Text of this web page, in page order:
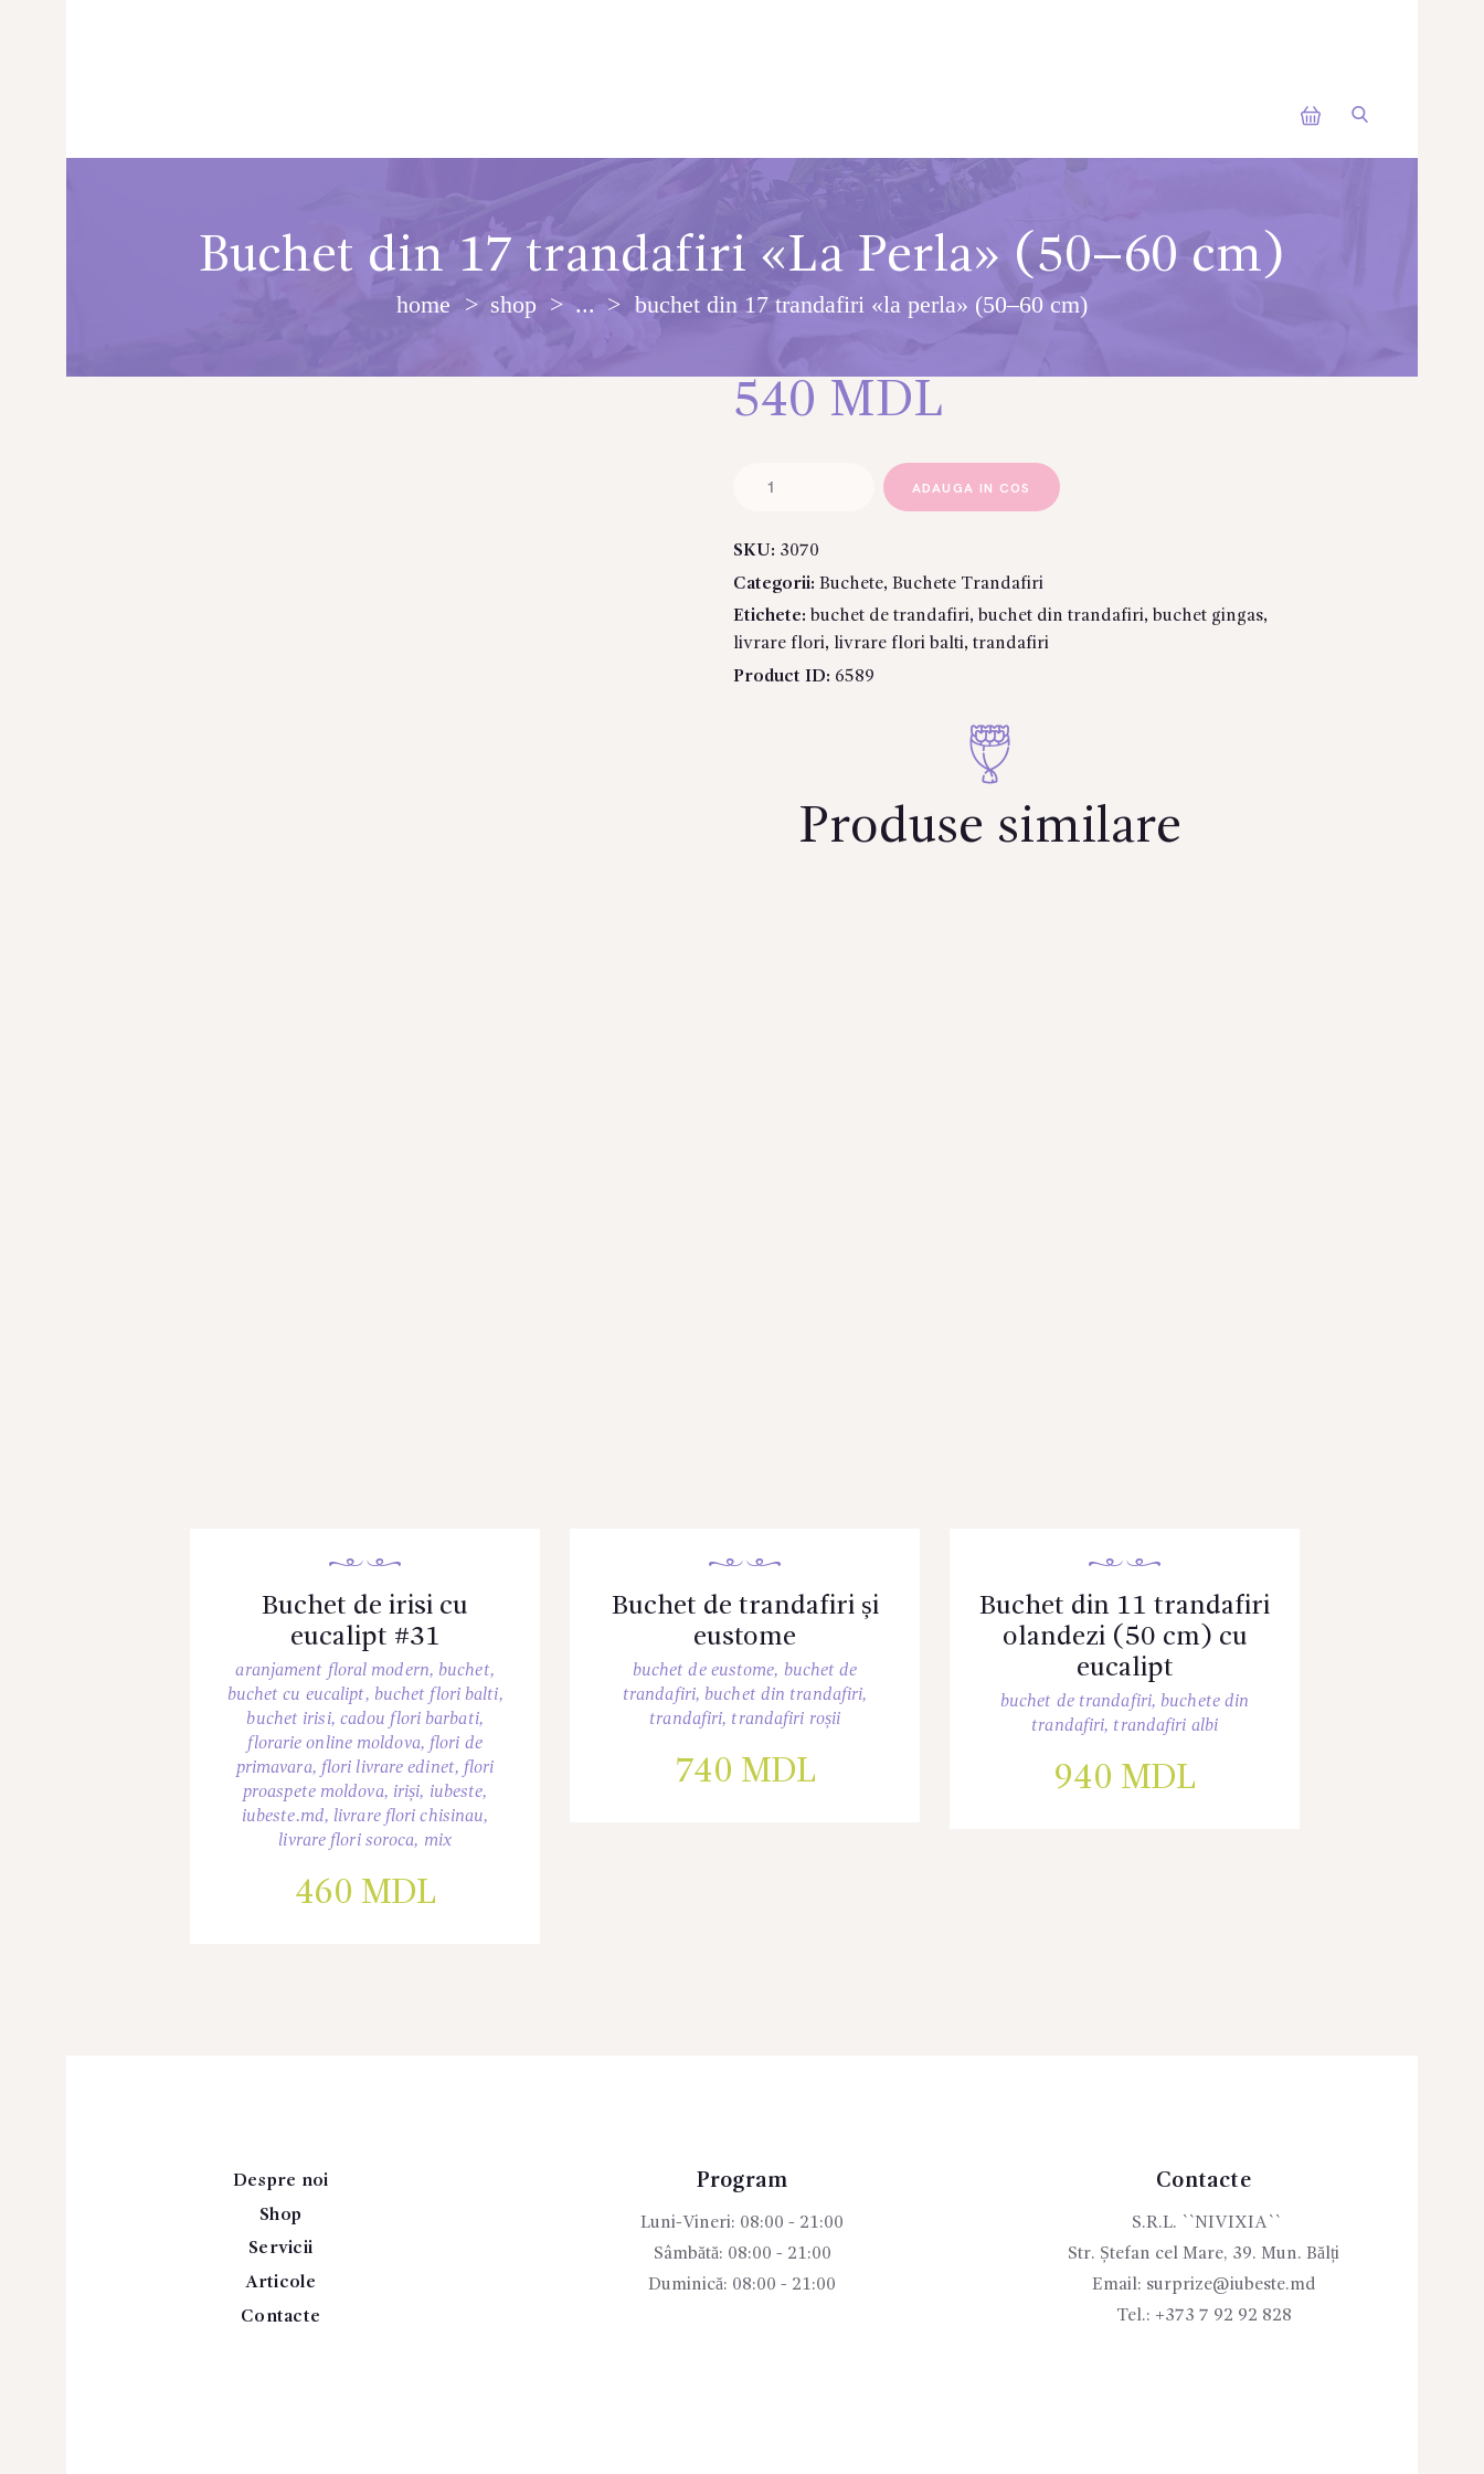
Buchet din 17 trandafiri «La Perla» (50–60 cm)
home shop ... buchet din 17 trandafiri «la perla» (50–60 cm)
540 MDL
17
trandafiri
«La
Perla»
(50–
ADAUGA IN COS
SKU: 3070
Categorii: Buchete, Buchete Trandafiri
Etichete: buchet de trandafiri, buchet din trandafiri, buchet gingas,
livrare flori, livrare flori balti, trandafiri
Product ID: 6589
Produse similare
Buchet de irisi cu
eucalipt #31
aranjament floral modern, buchet,
buchet cu eucalipt, buchet flori balti,
buchet irisi, cadou flori barbati,
florarie online moldova, flori de
primavara, flori livrare edinet, flori
proaspete moldova, iriși, iubeste,
iubeste.md, livrare flori chisinau,
livrare flori soroca, mix
460 MDL
Buchet de trandafiri și
eustome
buchet de eustome, buchet de
trandafiri, buchet din trandafiri,
trandafiri, trandafiri roșii
740 MDL
Buchet din 11 trandafiri
olandezi (50 cm) cu
eucalipt
buchet de trandafiri, buchete din
trandafiri, trandafiri albi
940 MDL
Despre noi
Shop
Servicii
Articole
Contacte
Program
Luni-Vineri: 08:00 - 21:00
Sâmbătă: 08:00 - 21:00
Duminică: 08:00 - 21:00
Contacte
S.R.L. ``NIVIXIA``
Str. Ștefan cel Mare, 39. Mun. Bălți
Email: surprize@iubeste.md
Tel.: +373 7 92 92 828